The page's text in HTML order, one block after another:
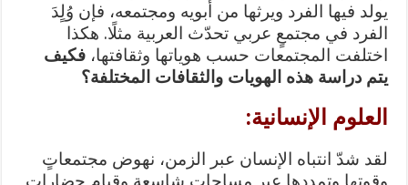
يولد فيها الفرد ويرثها من أبويه ومجتمعه، فإن وُلٍدَ
الفرد في مجتمعٍ عربي تحدّث العربية مثلًا. هكذا
اختلفت المجتمعات حسب هوياتها وثقافتها،فكيف
يتم دراسة هذه الهويات والثقافات المختلفة؟
العلوم الإنسانية:
لقد شدّ انتباه الإنسان عبر الزمن، نهوض مجتمعاتٍ
وقوتها وتمددها عبر مساحاتٍ شاسعةٍ وقيام حضاراتٍ